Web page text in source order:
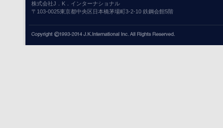
株式会社J．K．インターナショナル
〒103-0025東京都中央区日本橋茅場町3-2-10 鉄鋼会館5階